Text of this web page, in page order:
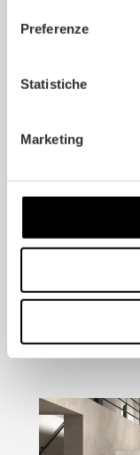
Preferenze
Statistiche
Marketing